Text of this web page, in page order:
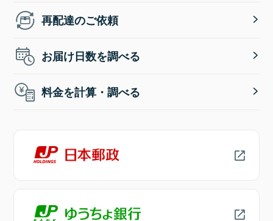
再配達のご依頼
お届け日数を調べる
料金を計算・調べる